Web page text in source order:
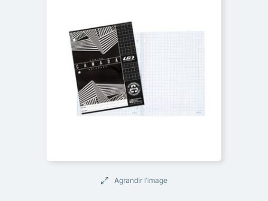
Agrandir l’image